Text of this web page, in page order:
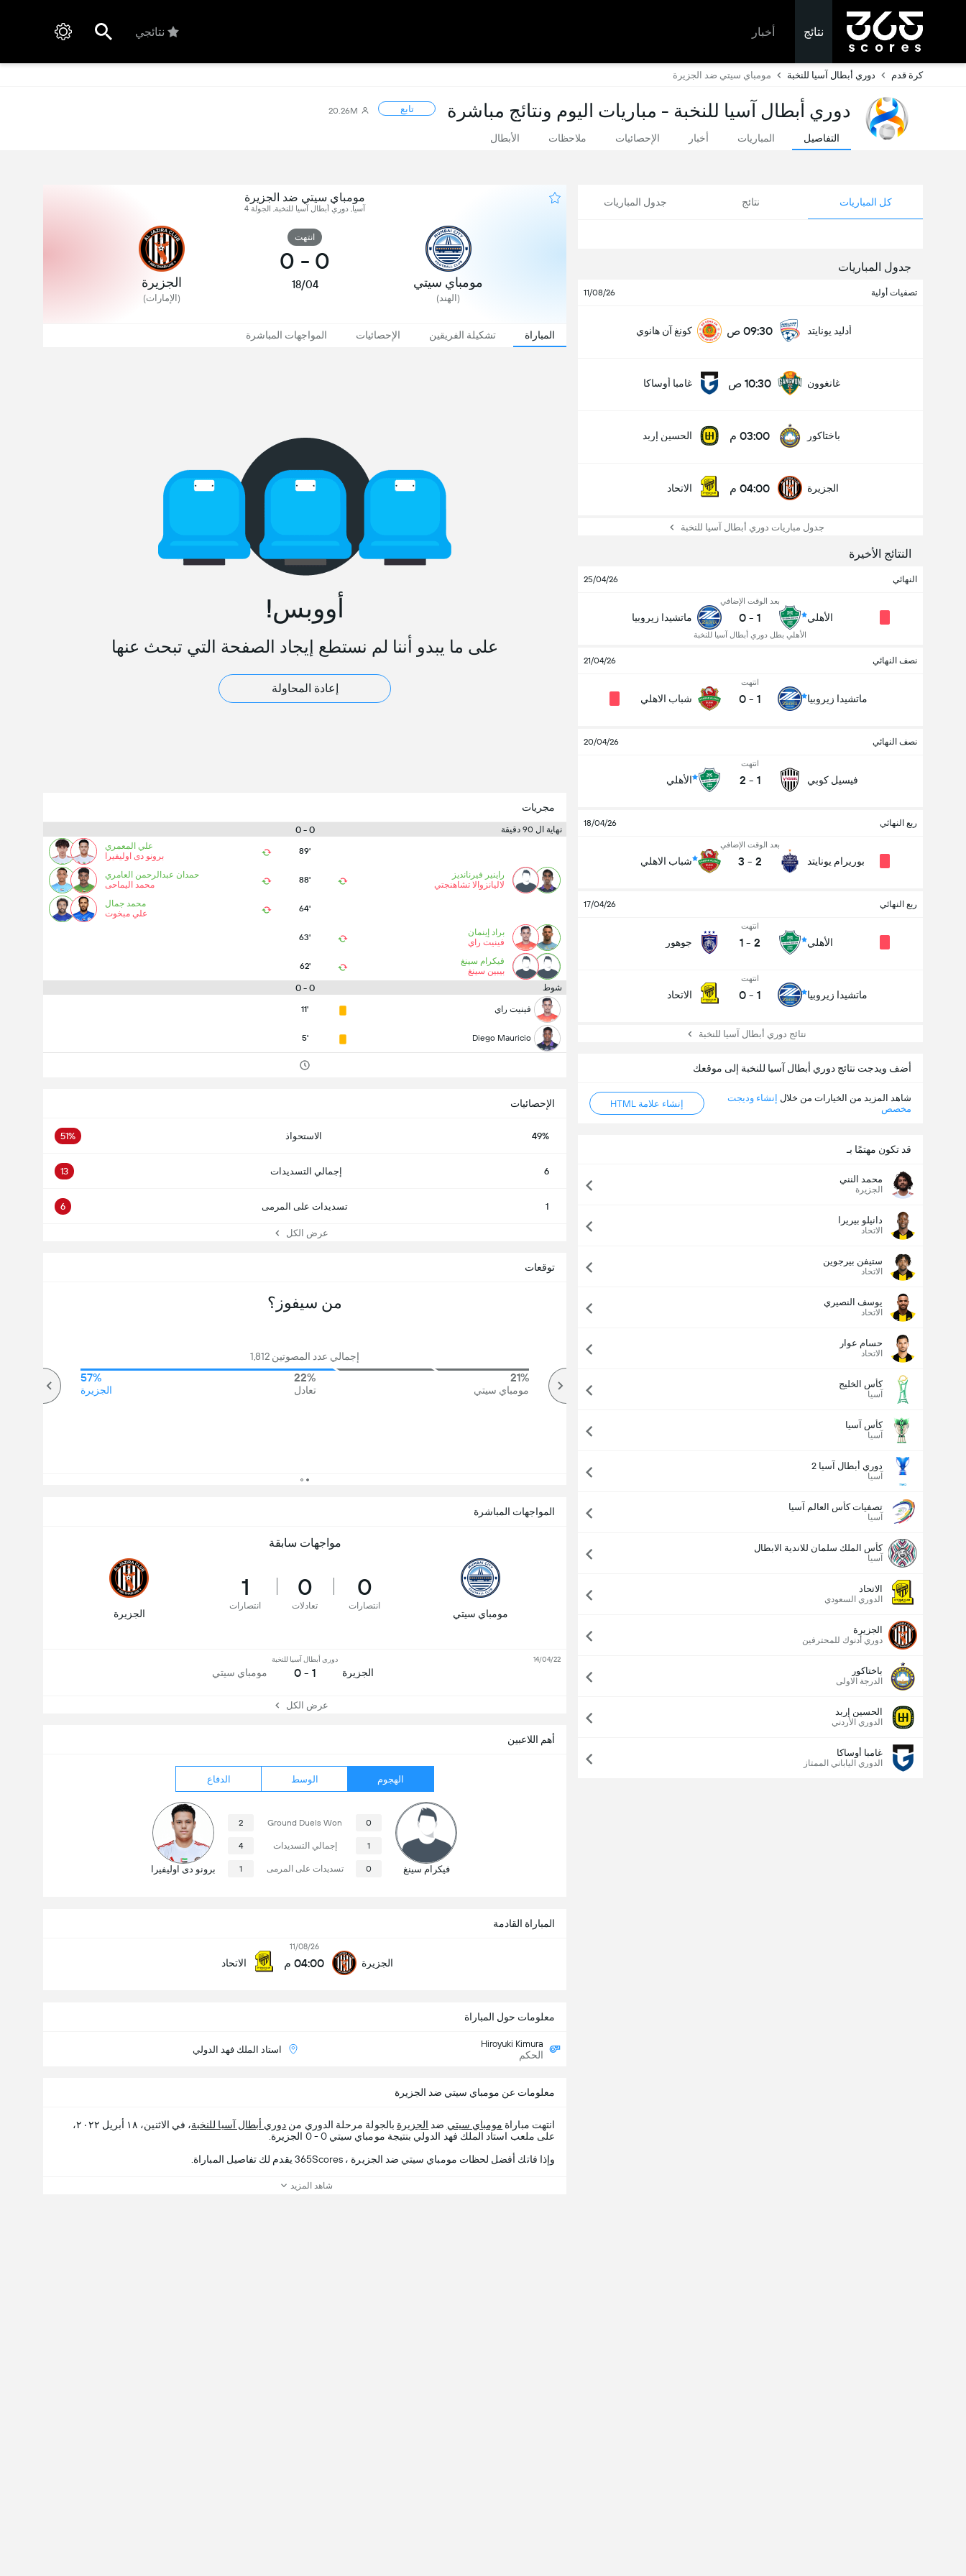
نتائج أخبار نتائجي
كرة قدم دوري أبطال آسيا للنخبة مومباي سيتي ضد الجزيرة
دوري أبطال آسيا للنخبة - مباريات اليوم ونتائج مباشرة تابع 20.26M
التفاصيل المباريات أخبار الإحصائيات ملاحظات الأبطال
كل المباريات نتائج جدول المباريات
جدول المباريات
تصفيات أولية 11/08/26
أدليد يونايتد 09:30 ص كونغ آن هانوي
غانغوون 10:30 ص غامبا أوساكا
باختاكور 03:00 م الحسين إربد
الجزيرة 04:00 م الاتحاد
جدول مباريات دوري أبطال آسيا للنخبة
النتائج الأخيرة
النهائي 25/04/26
الأهلي
بعد الوقت الإضافي
1
-
0
الأهلي بطل دوري أبطال آسيا للنخبة
ماتشيدا زيروبيا
نصف النهائي 21/04/26
ماتشيدا زيروبيا
انتهت
1
-
0 شباب الاهلي
نصف النهائي 20/04/26
فيسيل كوبي
انتهت
1
-
2 الأهلي
ربع النهائي 18/04/26
بوريرام يونايتد
بعد الوقت الإضافي
2
-
3 شباب الاهلي
ربع النهائي 17/04/26
الأهلي
انتهت
2
-
1 جوهور
ماتشيدا زيروبيا
انتهت
1
-
0 الاتحاد
نتائج دوري أبطال آسيا للنخبة
أضف ويدجت نتائج دوري أبطال آسيا للنخبة إلى موقعك
شاهد المزيد من الخيارات من خلال إنشاء وديجت
مخصص
إنشاء علامة HTML
قد تكون مهتمًا بـ
محمد النني
الجزيرة
دانيلو بيريرا
الاتحاد
ستيفن بيرجوين
الاتحاد
يوسف النصيري
الاتحاد
حسام عوار
الاتحاد
كأس الخليج
آسيا
كأس آسيا
آسيا
دوري أبطال آسيا 2
آسيا
تصفيات كأس العالم آسيا
آسيا
كأس الملك سلمان للاندية الابطال
آسيا
الاتحاد
الدوري السعودي
الجزيرة
دوري أدنوك للمحترفين
باختاكور
الدرجة الاولى
الحسين إربد
الدوري الأردني
غامبا أوساكا
الدوري الياباني الممتاز
مومباي سيتي ضد الجزيرة
آسيا, دوري أبطال آسيا للنخبة, الجولة 4
مومباي سيتي
(الهند)
انتهت
0
-
0
18/04 الجزيرة
(الإمارات)
المباراة تشكيلة الفريقين الإحصائيات المواجهات المباشرة
مجريات
نهاية ال 90 دقيقة 0 - 0
89'
علي المعمري
برونو دى اوليفيرا
راينير فيرنانديز
لاليانزوالا تشاهنجتي
88'
حمدان عبدالرحمن العامري
محمد اليماحى
64'
محمد جمال
علي مبخوت
براد إينمان
فينيت راي
63'
فيكرام سينغ
بيبين سينغ
62'
شوط 0 - 0
فينيت راي 11'
Diego Mauricio
5'
المباراة القادمة
الجزيرة
11/08/26
04:00 م الاتحاد
أهم اللاعبين
الهجوم الوسط الدفاع
فيكرام سينغ
0
Ground Duels Won
2
1 إجمالي التسديدات 4
0 تسديدات على المرمى 1 برونو دى اوليفيرا
الإحصائيات
49% الاستحواذ 51%
6 إجمالي التسديدات 13
1 تسديدات على المرمى 6
عرض الكل
معلومات حول المباراة
Hiroyuki Kimura
الحكم استاد الملك فهد الدولي‎‎
توقعات
من سيفوز؟
إجمالي عدد المصوتين 1,812
21%
مومباي سيتي
22%
تعادل
57%
الجزيرة
عدد الاهداف (2.5)
المواجهات المباشرة
مواجهات سابقة
مومباي سيتي
0
انتصارات
0
تعادلات
1
انتصارات
الجزيرة
الجزيرة
دوري أبطال آسيا للنخبة
1 - 0 مومباي سيتي
14/04/22
عرض الكل
أووبس!
على ما يبدو أننا لم نستطع إيجاد الصفحة التي تبحث عنها
إعادة المحاولة
معلومات عن مومباي سيتي ضد الجزيرة
انتهت مباراة مومباي سيتي ضد الجزيرة بالجولة مرحلة الدوري من دوري أبطال آسيا للنخبة
، في الاثنين، ١٨ أبريل ٢٠٢٢،
على ملعب استاد الملك فهد الدولي‎‎ بنتيجة مومباي سيتي 0 - 0 الجزيرة.
وإذا فاتك أفضل لحظات مومباي سيتي ضد الجزيرة ، 365Scores يقدم لك تفاصيل المباراة.
شاهد المزيد